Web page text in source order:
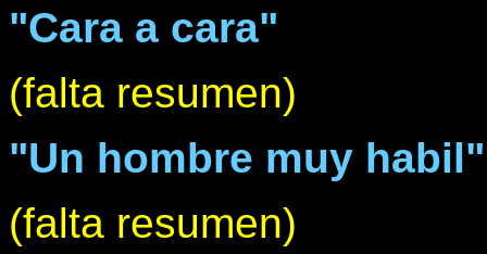
"Cara a cara"
(falta resumen)
"Un hombre muy habil"
(falta resumen)